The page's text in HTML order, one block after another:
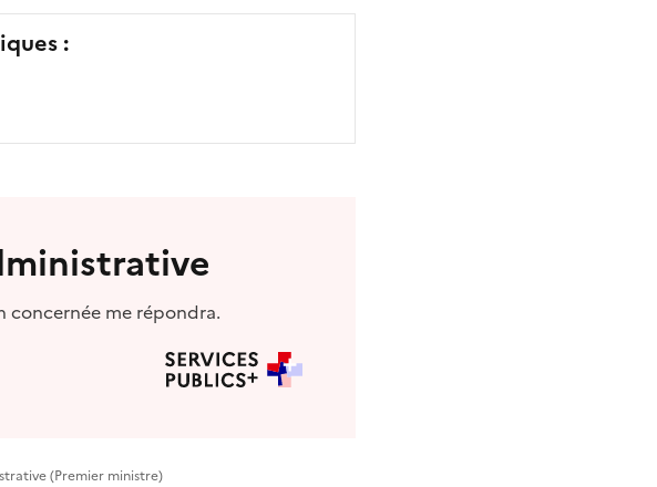
:
concernée me répondra.
(Premier ministre)